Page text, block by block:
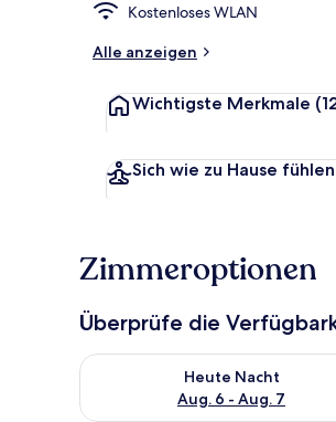
Kostenloses WLAN
Alle anzeigen
Wichtigste Merkmale
Sich wie zu Hause fühlen
Zimmeroptionen
Überprüfe die
Heute Nacht
Aug. 6 - Aug. 7
Überprüfe die Verfügbarkeit für